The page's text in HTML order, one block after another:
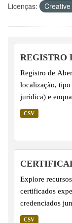
Licenças:
REGISTRO
Registro de
localização,
jurídica) e
CSV
Explore
certificados
credenciados
CSV